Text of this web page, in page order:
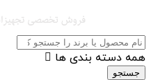
همه دسته بندی ها
جستجو